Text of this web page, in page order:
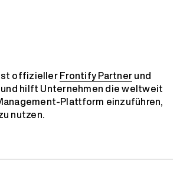
offiziellerFrontify Partnerund
hilft Unternehmen die weltweit
Plattform einzuführen,
nutzen.